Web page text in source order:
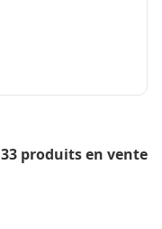
33 produits en vente